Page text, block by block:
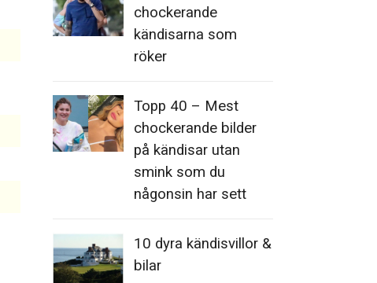
chockerande
kändisarna som
röker
Topp 40 – Mest
chockerande bilder
på kändisar utan
smink som du
någonsin har sett
10 dyra kändisvillor &
bilar